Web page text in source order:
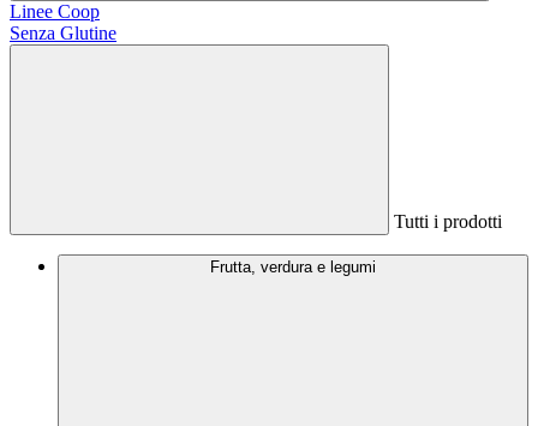
Linee Coop
Senza Glutine
Tutti i prodotti
Frutta, verdura e legumi